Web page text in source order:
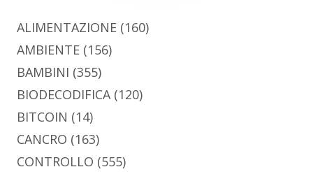
ALIMENTAZIONE (160)
AMBIENTE (156)
BAMBINI (355)
BIODECODIFICA (120)
BITCOIN (14)
CANCRO (163)
CONTROLLO (555)